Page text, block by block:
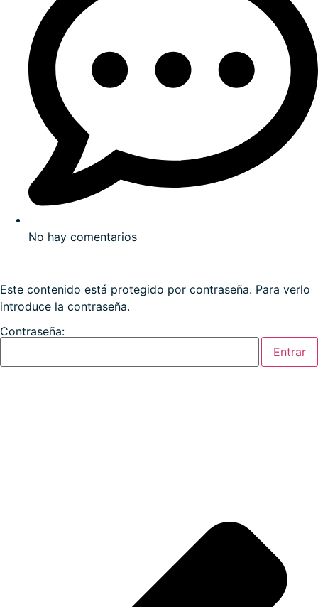
No hay comentarios
Este contenido está protegido por contraseña. Para verlo
introduce la contraseña.
Contraseña: